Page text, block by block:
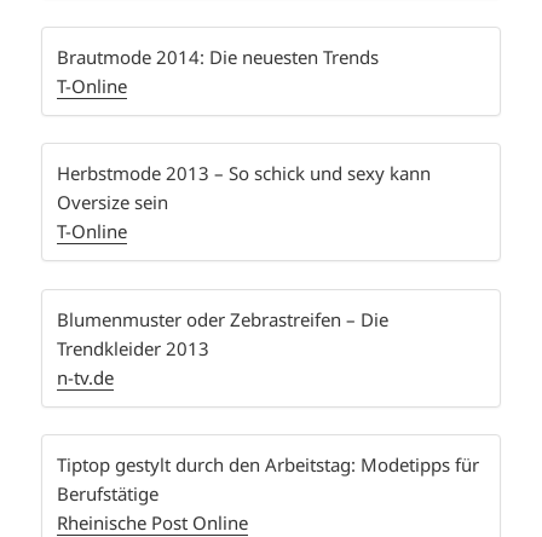
Brautmode 2014: Die neuesten Trends
T-Online
Herbstmode 2013 – So schick und sexy kann
Oversize sein
T-Online
Blumenmuster oder Zebrastreifen – Die
Trendkleider 2013
n-tv.de
Tiptop gestylt durch den Arbeitstag: Modetipps für
Berufstätige
Rheinische Post Online